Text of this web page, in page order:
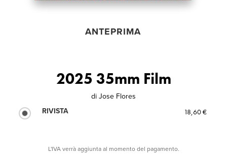
ANTEPRIMA
2025 35mm Film
di Jose Flores
RIVISTA
18,60 €
L'IVA verrà aggiunta al momento del pagamento.